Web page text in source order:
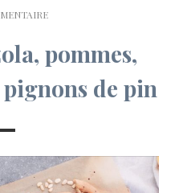
pommes,
de pin